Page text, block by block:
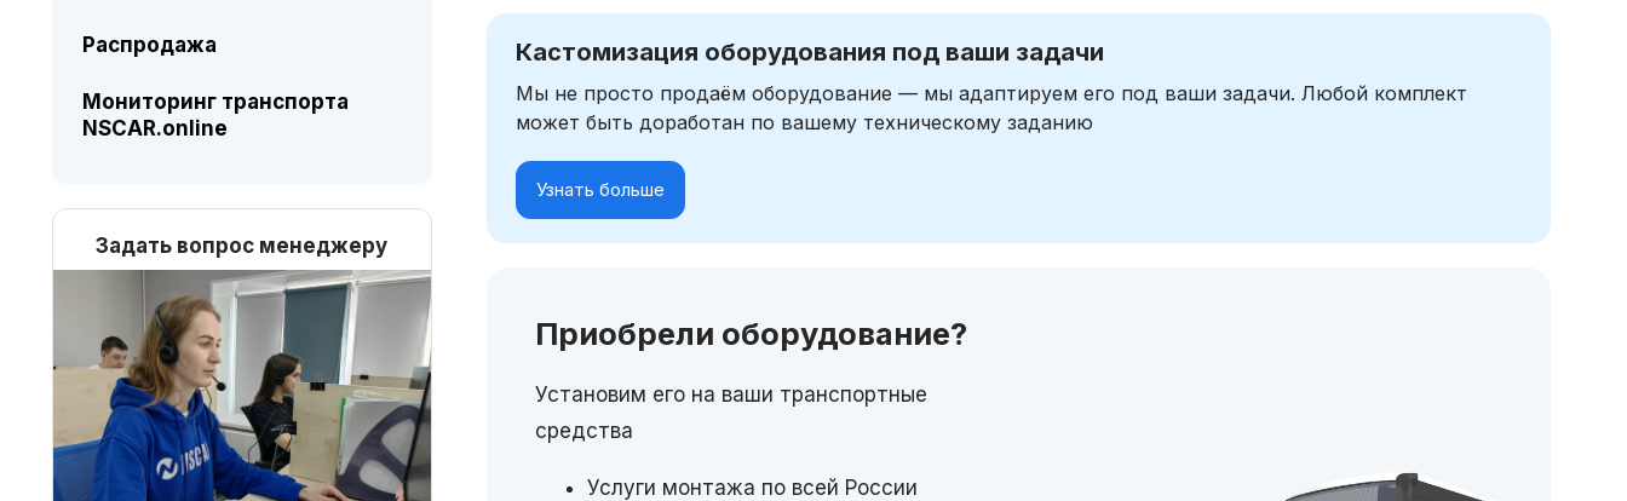
Кастомизация оборудования под ваши задачи
Мы не просто продаём оборудование — мы адаптируем его под ваши задачи. Любой комплект
может быть доработан по вашему техническому заданию
Узнать больше
Приобрели оборудование?
Установим его на ваши транспортные
средства
Услуги монтажа по всей России
Распродажа
Мониторинг транспорта
NSCAR.online
Задать вопрос менеджеру